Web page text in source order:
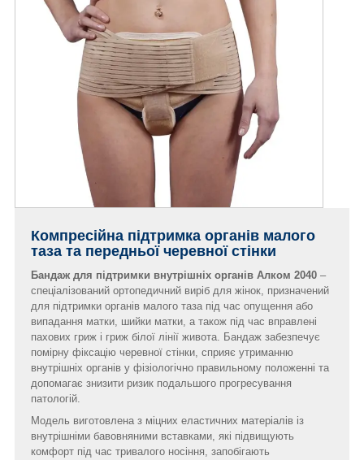
Компресійна підтримка органів малого
таза та передньої черевної стінки
Бандаж для підтримки внутрішніх органів Алком 2040 –
спеціалізований ортопедичний виріб для жінок, призначений
для підтримки органів малого таза під час опущення або
випадання матки, шийки матки, а також під час вправлені
пахових гриж і гриж білої лінії живота. Бандаж забезпечує
помірну фіксацію черевної стінки, сприяє утриманню
внутрішніх органів у фізіологічно правильному положенні та
допомагає знизити ризик подальшого прогресування
патологій.
Модель виготовлена з міцних еластичних матеріалів із
внутрішніми бавовняними вставками, які підвищують
комфорт під час тривалого носіння, запобігають